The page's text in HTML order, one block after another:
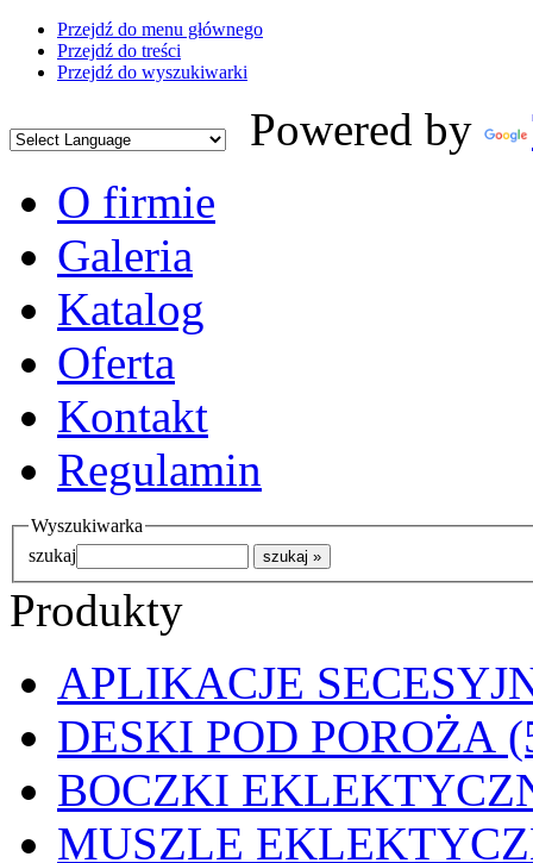
Przejdź do menu głównego
Przejdź do treści
Przejdź do wyszukiwarki
Powered by
O firmie
Galeria
Katalog
Oferta
Kontakt
Regulamin
Wyszukiwarka
szukaj
Produkty
APLIKACJE
DESKI POD POROŻA
BOCZKI
MUSZLE